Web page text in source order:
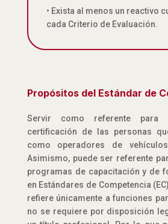
• Exista al menos un reactivo
cada Criterio de Evaluación.
Propósitos del Estándar de
Servir como referente para
certificación de las personas
como operadores de
Asimismo, puede ser referente
programas de capacitación y de
en Estándares de Competencia
refiere únicamente a funciones
no se requiere por disposición